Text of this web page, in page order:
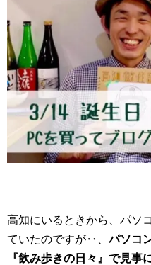
高知にいるときから、パソ
ていたのですが‥、パソコ
『飲み歩きの日々』で見事